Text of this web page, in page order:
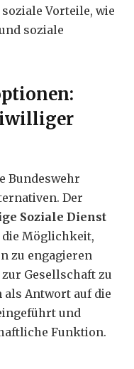
Vorteile, wie
soziale
Bundeswehr
Der
Soziale Dienst
die Möglichkeit,
zu engagieren
Gesellschaft zu
als Antwort auf die
und
Funktion.